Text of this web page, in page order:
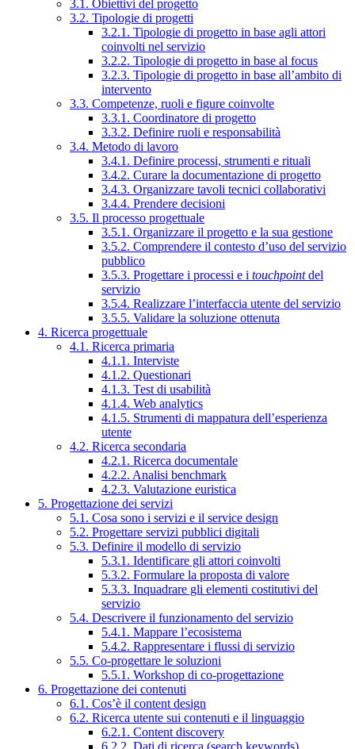
3.1. Obiettivi del progetto
3.2. Tipologie di progetti
3.2.1. Tipologie di progetto in base agli attori
coinvolti nel servizio
3.2.2. Tipologie di progetto in base al focus
3.2.3. Tipologie di progetto in base all’ambito di
intervento
3.3. Competenze, ruoli e figure coinvolte
3.3.1. Coordinatore di progetto
3.3.2. Definire ruoli e responsabilità
3.4. Metodo di lavoro
3.4.1. Definire processi, strumenti e rituali
3.4.2. Curare la documentazione di progetto
3.4.3. Organizzare tavoli tecnici collaborativi
3.4.4. Prendere decisioni
3.5. Il processo progettuale
3.5.1. Organizzare il progetto e la sua gestione
3.5.2. Comprendere il contesto d’uso del servizio
pubblico
3.5.3. Progettare i processi e i touchpointdel
servizio
3.5.4. Realizzare l’interfaccia utente del servizio
3.5.5. Validare la soluzione ottenuta
4. Ricerca progettuale
4.1. Ricerca primaria
4.1.1. Interviste
4.1.2. Questionari
4.1.3. Test di usabilità
4.1.4. Web analytics
4.1.5. Strumenti di mappatura dell’esperienza
utente
4.2. Ricerca secondaria
4.2.1. Ricerca documentale
4.2.2. Analisi benchmark
4.2.3. Valutazione euristica
5. Progettazione dei servizi
5.1. Cosa sono i servizi e il service design
5.2. Progettare servizi pubblici digitali
5.3. Definire il modello di servizio
5.3.1. Identificare gli attori coinvolti
5.3.2. Formulare la proposta di valore
5.3.3. Inquadrare gli elementi costitutivi del
servizio
5.4. Descrivere il funzionamento del servizio
5.4.1. Mappare l’ecosistema
5.4.2. Rappresentare i flussi di servizio
5.5. Co-progettare le soluzioni
5.5.1. Workshop di co-progettazione
6. Progettazione dei contenuti
6.1. Cos’è il content design
6.2. Ricerca utente sui contenuti e il linguaggio
6.2.1. Content discovery
6.2.2. Dati di ricerca (search keywords)